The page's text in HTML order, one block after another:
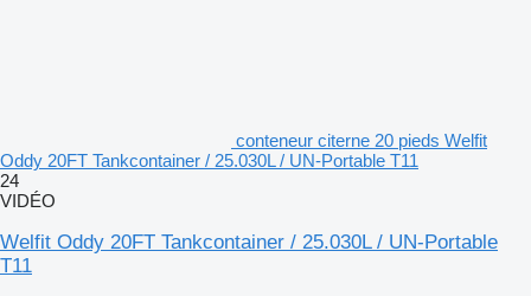
conteneur citerne 20 pieds Welfit
Oddy 20FT Tankcontainer / 25.030L / UN-Portable T11
24
VIDÉO
Welfit Oddy 20FT Tankcontainer / 25.030L / UN-Portable
T11